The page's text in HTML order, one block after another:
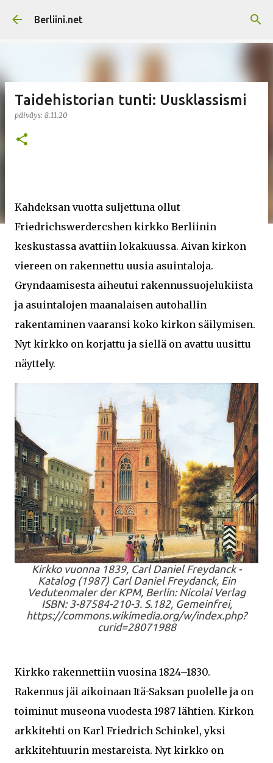
Berliini.net
Taidehistorian tunti: Uusklassismi
päiväys: 8.11.20
Kahdeksan vuotta suljettuna ollut
Friedrichswerdercshen kirkko Berliinin
keskustassa avattiin lokakuussa. Aivan kirkon
viereen on rakennettu uusia asuintaloja.
Gryndaamisesta aiheutui rakennussuojelukiista
ja asuintalojen maanalaisen autohallin
rakentaminen vaaransi koko kirkon säilymisen.
Nyt kirkko on korjattu ja siellä on avattu uusittu
näyttely.
Kirkko vuonna 1839, Carl Daniel Freydanck -
Katalog (1987) Carl Daniel Freydanck, Ein
Vedutenmaler der KPM, Berlin: Nicolai Verlag
ISBN: 3-87584-210-3. S.182, Gemeinfrei,
https://commons.wikimedia.org/w/index.php?
curid=28071988
Kirkko rakennettiin vuosina 1824–1830.
Rakennus jäi aikoinaan Itä-Saksan puolelle ja on
toiminut museona vuodesta 1987 lähtien. Kirkon
arkkitehti on Karl Friedrich Schinkel, yksi
arkkitehtuurin mestareista. Nyt kirkko on